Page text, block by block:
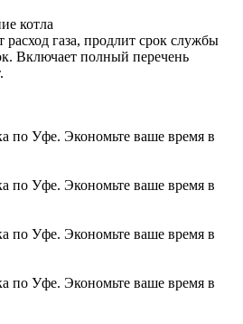
котла
газа, продлит срок службы
Включает полный перечень
по Уфе. Экономьте ваше время в
по Уфе. Экономьте ваше время в
по Уфе. Экономьте ваше время в
по Уфе. Экономьте ваше время в